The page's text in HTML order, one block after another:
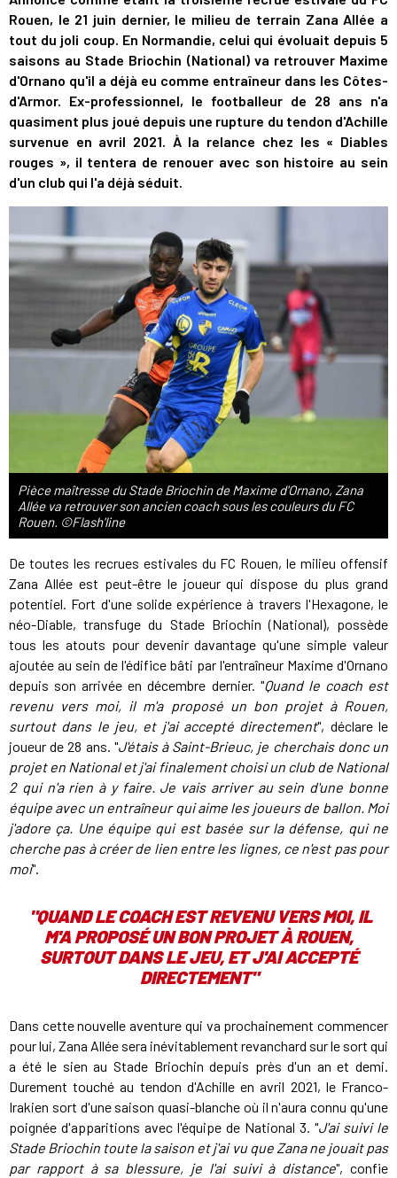
Rouen, le 21 juin dernier, le milieu de terrain Zana Allée a
tout du joli coup. En Normandie, celui qui évoluait depuis 5
saisons au Stade Briochin (National) va retrouver Maxime
d'Ornano qu'il a déjà eu comme entraîneur dans les Côtes-
d'Armor. Ex-professionnel, le footballeur de 28 ans n'a
quasiment plus joué depuis une rupture du tendon d'Achille
survenue en avril 2021. À la relance chez les « Diables
rouges », il tentera de renouer avec son histoire au sein
d'un club qui l'a déjà séduit.
Pièce maîtresse du Stade Briochin de Maxime d'Ornano, Zana
Allée va retrouver son ancien coach sous les couleurs du FC
Rouen. ©Flash'line
De toutes les recrues estivales du FC Rouen, le milieu offensif
Zana Allée est peut-être le joueur qui dispose du plus grand
potentiel. Fort d'une solide expérience à travers l'Hexagone, le
néo-Diable, transfuge du Stade Briochin (National), possède
tous les atouts pour devenir davantage qu'une simple valeur
ajoutée au sein de l'édifice bâti par l'entraîneur Maxime d'Ornano
depuis son arrivée en décembre dernier. "Quand le coach est
revenu vers moi, il m'a proposé un bon projet à Rouen,
surtout dans le jeu, et j'ai accepté directement", déclare le
joueur de 28 ans. "J'étais à Saint-Brieuc, je cherchais donc un
projet en National et j'ai finalement choisi un club de National
2 qui n'a rien à y faire. Je vais arriver au sein d'une bonne
équipe avec un entraîneur qui aime les joueurs de ballon. Moi
j'adore ça. Une équipe qui est basée sur la défense, qui ne
cherche pas à créer de lien entre les lignes, ce n'est pas pour
moi".
"QUAND LE COACH EST REVENU VERS MOI, IL
M'A PROPOSÉ UN BON PROJET À ROUEN,
SURTOUT DANS LE JEU, ET J'AI ACCEPTÉ
DIRECTEMENT"
Dans cette nouvelle aventure qui va prochainement commencer
pour lui, Zana Allée sera inévitablement revanchard sur le sort qui
a été le sien au Stade Briochin depuis près d'un an et demi.
Durement touché au tendon d'Achille en avril 2021, le Franco-
Irakien sort d'une saison quasi-blanche où il n'aura connu qu'une
poignée d'apparitions avec l'équipe de National 3. "J'ai suivi le
Stade Briochin toute la saison et j'ai vu que Zana ne jouait pas
par rapport à sa blessure, je l'ai suivi à distance", confie